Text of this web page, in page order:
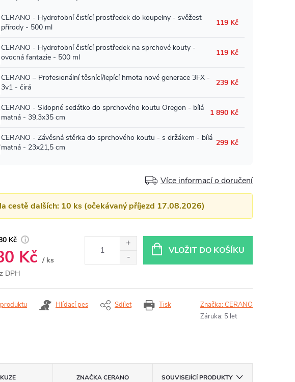
Více informací o doručení
cestě dalších: 10 ks (očekávaný příjezd 17.08.2026)
Kč
Kč / ks
DPH
VLOŽIT DO KOŠÍKU
Tisk
Hlídací pes Sdílet Značka:CERANO
Záruka: 5 let
ZNAČKACERANO SOUVISEJÍCÍ PRODUKTY